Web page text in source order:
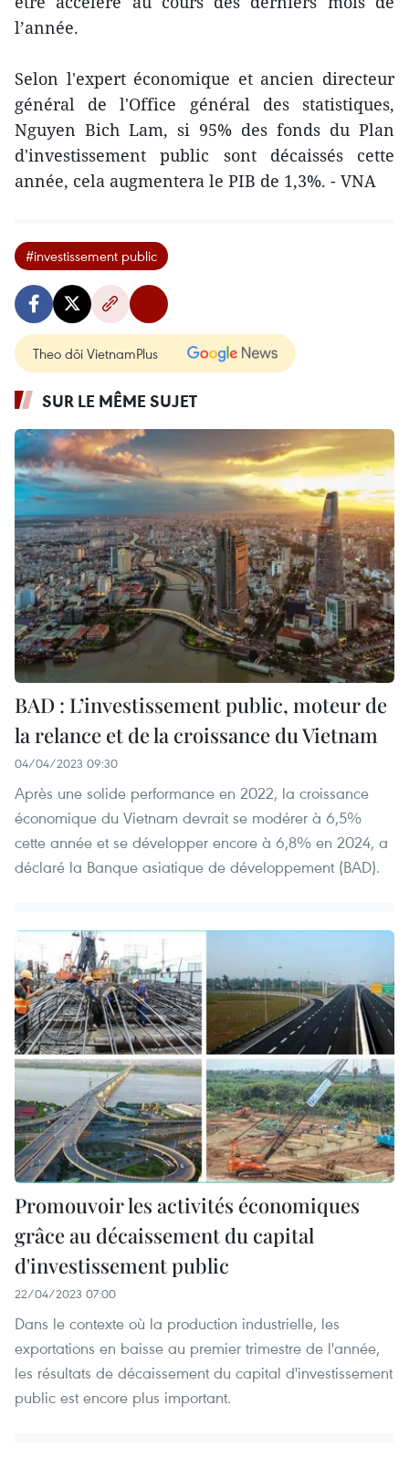
l’année.
Selon l'expert économique et ancien directeur
général de l'Office général des statistiques,
Nguyen Bich Lam, si 95% des fonds du Plan
d'investissement public sont décaissés cette
année, cela augmentera le PIB de 1,3%. - VNA
#investissement public
Theo dõi VietnamPlus
SUR LE MÊME SUJET
BAD : L’investissement public, moteur de
la relance et de la croissance du Vietnam
04/04/2023 09:30
Après une solide performance en 2022, la croissance
économique du Vietnam devrait se modérer à 6,5%
cette année et se développer encore à 6,8% en 2024, a
déclaré la Banque asiatique de développement (BAD).
Promouvoir les activités économiques
grâce au décaissement du capital
d'investissement public
22/04/2023 07:00
Dans le contexte où la production industrielle, les
exportations en baisse au premier trimestre de l'année,
les résultats de décaissement du capital d'investissement
public est encore plus important.